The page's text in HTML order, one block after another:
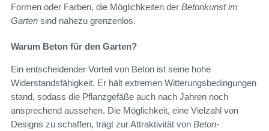
Formen oder Farben, die Möglichkeiten der Betonkunst im
Garten sind nahezu grenzenlos.
Warum Beton für den Garten?
Ein entscheidender Vorteil von Beton ist seine hohe
Widerstandsfähigkeit. Er hält extremen Witterungsbedingungen
stand, sodass die Pflanzgefäße auch nach Jahren noch
ansprechend aussehen. Die Möglichkeit, eine Vielzahl von
Designs zu schaffen, trägt zur Attraktivität von Beton-